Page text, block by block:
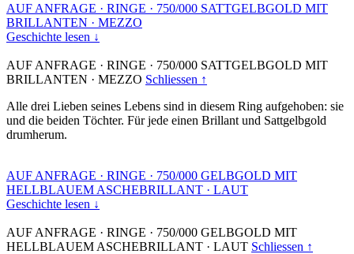
AUF ANFRAGE · RINGE · 750/000 SATTGELBGOLD MIT
BRILLANTEN · MEZZO
Geschichte lesen ↓
AUF ANFRAGE · RINGE · 750/000 SATTGELBGOLD MIT
BRILLANTEN · MEZZO Schliessen ↑
Alle drei Lieben seines Lebens sind in diesem Ring aufgehoben: sie
und die beiden Töchter. Für jede einen Brillant und Sattgelbgold
drumherum.
AUF ANFRAGE · RINGE · 750/000 GELBGOLD MIT
HELLBLAUEM ASCHEBRILLANT · LAUT
Geschichte lesen ↓
AUF ANFRAGE · RINGE · 750/000 GELBGOLD MIT
HELLBLAUEM ASCHEBRILLANT · LAUT Schliessen ↑